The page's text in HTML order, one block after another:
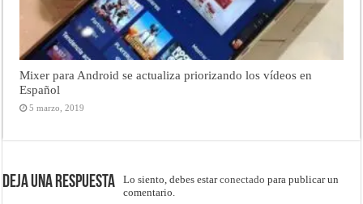
Mixer para Android se actualiza priorizando los vídeos en
Español
5 marzo, 2019
Deja una respuesta Lo siento, debes estarconectado para publicar un
comentario.